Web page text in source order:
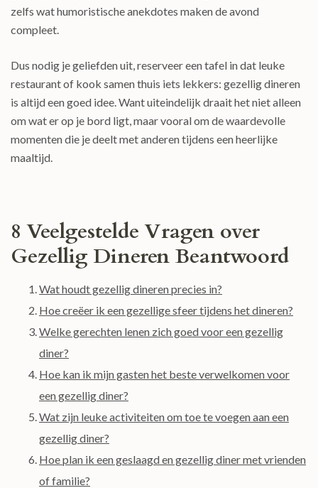
zelfs wat humoristische anekdotes maken de avond
compleet.
Dus nodig je geliefden uit, reserveer een tafel in dat leuke
restaurant of kook samen thuis iets lekkers: gezellig dineren
is altijd een goed idee. Want uiteindelijk draait het niet alleen
om wat er op je bord ligt, maar vooral om de waardevolle
momenten die je deelt met anderen tijdens een heerlijke
maaltijd.
8 Veelgestelde Vragen over
Gezellig Dineren Beantwoord
Wat houdt gezellig dineren precies in?
Hoe creëer ik een gezellige sfeer tijdens het dineren?
Welke gerechten lenen zich goed voor een gezellig
diner?
Hoe kan ik mijn gasten het beste verwelkomen voor
een gezellig diner?
Wat zijn leuke activiteiten om toe te voegen aan een
gezellig diner?
Hoe plan ik een geslaagd en gezellig diner met vrienden
of familie?